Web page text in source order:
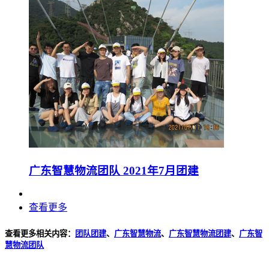
广东智慧物流团队 2021年7月团建
查看更多
查看更多相关内容： 团队团建、 广东智慧物流、 广东智慧物流团建、 广东智
慧物流团队